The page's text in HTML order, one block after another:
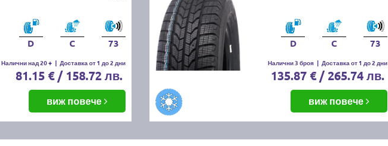
D C 73
Налични над 20 + | Доставка от 1 до 2 дни
81.15 € / 158.72 лв.
виж повече
D C 73
Налични 3 броя | Доставка от 1 до 2 дни
135.87 € / 265.74 лв.
виж повече